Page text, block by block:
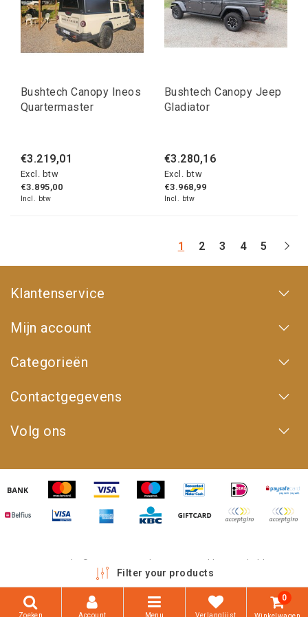
Bushtech Canopy Ineos
Quartermaster
€3.219,01
Excl. btw
€3.895,00
Incl. btw
Bushtech Canopy Jeep
Gladiator
€3.280,16
Excl. btw
€3.968,99
Incl. btw
1 2 3 4 5
Klantenservice
Mijn account
Categorieën
Contactgegevens
Volg ons
Copyright © 2026 - 4WD Shop | Powered by emarkable
Filter your products
Zoeken Account Menu Verlanglijst
0